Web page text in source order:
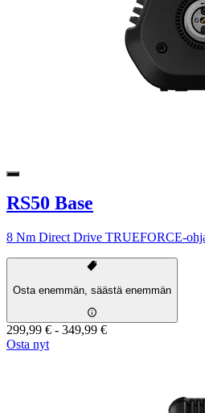
RS50 Base
8 Nm Direct Drive TRUEFORCE-
Osta enemmän, säästä enemmän
299,99 € - 349,99 €
Osta nyt